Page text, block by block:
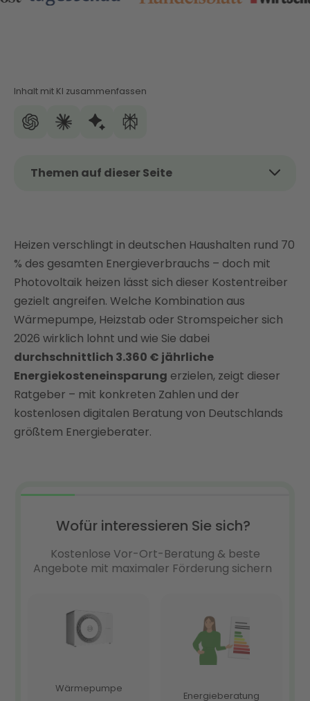
Inhalt mit KI zusammenfassen
Themen auf dieser Seite
Möglichkeiten, mit Photovoltaik zu heizen
Was kostet Heizen mit Photovoltaik?
Vor- und Nachteile für das Heizen mit Photovoltaik
Solarenergie möglichst effektiv zum Heizen nutzen
Wann und wie lohnt sich Heizen mit Solarstrom
Unterschiede: Heizen mit Photovoltaik und
Solarthermie
Heizen mit Photovoltaik im Winter und nachts: So
funktioniert es
Heizen verschlingt in deutschen Haushalten rund 70
% des gesamten Energieverbrauchs – doch mit
Photovoltaik heizen lässt sich dieser Kostentreiber
gezielt angreifen. Welche Kombination aus
Wärmepumpe, Heizstab oder Stromspeicher sich
2026 wirklich lohnt und wie Sie dabei
durchschnittlich 3.360 € jährliche
Energiekosteneinsparung erzielen, zeigt dieser
Ratgeber – mit konkreten Zahlen und der
kostenlosen digitalen Beratung von Deutschlands
größtem Energieberater.